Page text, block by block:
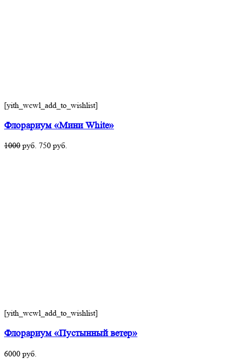
[yith_wcwl_add_to_wishlist]
Флорариум «Мини White»
1000 руб. 750 руб.
[yith_wcwl_add_to_wishlist]
Флорариум «Пустынный ветер»
6000 руб.